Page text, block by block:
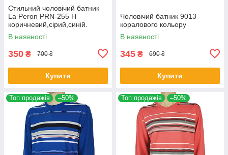
Стильний чоловічий батник
La Peron PRN-255 H
коричневий,сірий,синій.
В наявності
350 ₴ 700 ₴
Купити
Чоловічий батник 9013
коралового кольору
В наявності
345 ₴ 690 ₴
Купити
Топ продажів –50% Топ продажів –50%